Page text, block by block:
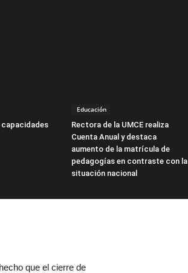
capacidades
Educación
Rectora de la UMCE realiza
Cuenta Anual y destaca
aumento de la matrícula de
pedagogías en contraste con la
situación nacional
que el cierre de